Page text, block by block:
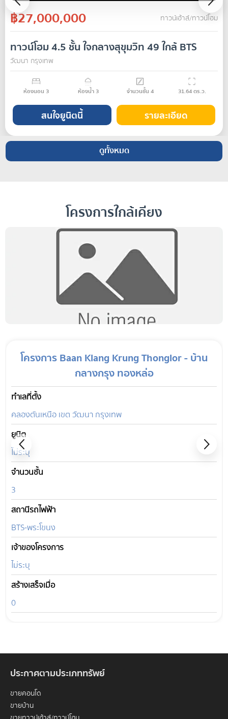
฿27,000,000 ทาวน์เฮ้าส์/ทาวน์โฮม
ทาวน์โฮม 4.5 ชั้น ใจกลางสุขุมวิท 49 ใกล้ BTS
สถานีพร้อมพงษ์และทองหล่อ
วัฒนา กรุงเทพ
ห้องนอน 3 ห้องน้ำ 3 จำนวนชั้น 4 31.64ตร.ว.
สนใจยูนิตนี้ รายละเอียด
ดูทั้งหมด
โครงการใกล้เคียง
โครงการ Baan Klang Krung Thonglor - บ้าน
กลางกรุง ทองหล่อ
ทำเลที่ตั้ง
คลองตันเหนือ เขต วัฒนา กรุงเทพ
ยูนิต
ไม่ระบุ
จำนวนชั้น
3
สถานีรถไฟฟ้า
BTS-พระโขนง
เจ้าของโครงการ
ไม่ระบุ
สร้างเสร็จเมื่อ
0
ประกาศตามประเภททรัพย์
ขายคอนโด
ขายบ้าน